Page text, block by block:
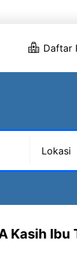
Daftar
Kasih Ibu